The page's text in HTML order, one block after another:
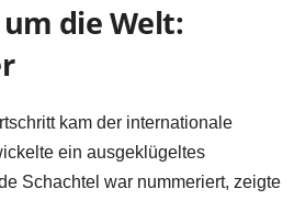
um die Welt:
kam der internationale
ein ausgeklügeltes
Schachtel war nummeriert, zeigte